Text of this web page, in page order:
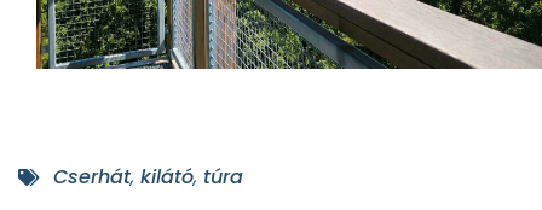
Cserhát, kilátó, túra